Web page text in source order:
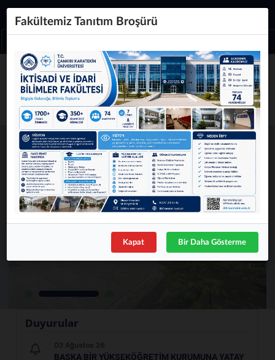
ÇANKIRI KARATEKİN ÜNİVERSİTESİ
İktisadi ve İdari Bilimler Fakültesi
❮ ❯
Duyurular
BAŞKA BIR YÜKSEKÖĞRETIM KURUMUNA YATAY
Fakültemiz Tanıtım Broşürü
Kapat Bir Daha Gösterme